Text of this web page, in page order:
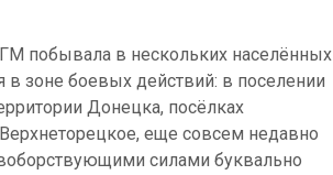
побывала в нескольких населённых
в зоне боевых действий: в поселении
Донецка, посёлках
еще совсем недавно
силами буквально